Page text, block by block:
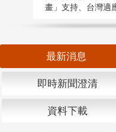
畫」支持、台灣適
最新消息
即時新聞澄清
資料下載